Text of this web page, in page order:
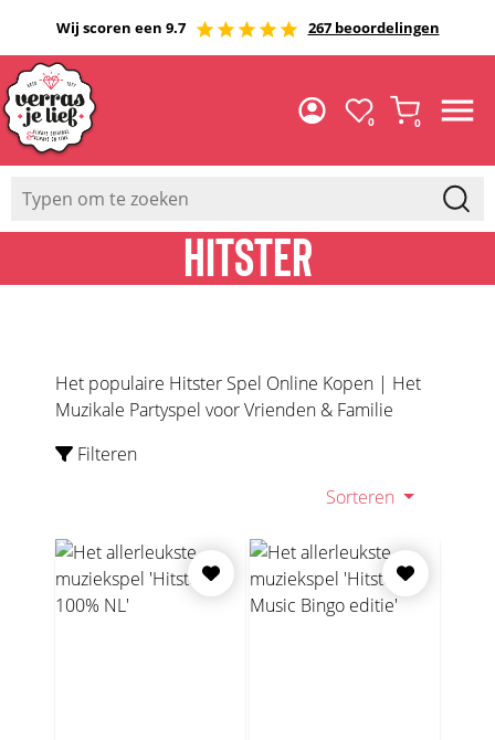
Wij scoren een 9.7 267 beoordelingen
0 0
HITSTER
Het populaire Hitster Spel Online Kopen | Het
Muzikale Partyspel voor Vrienden & Familie
Filteren
Sorteren